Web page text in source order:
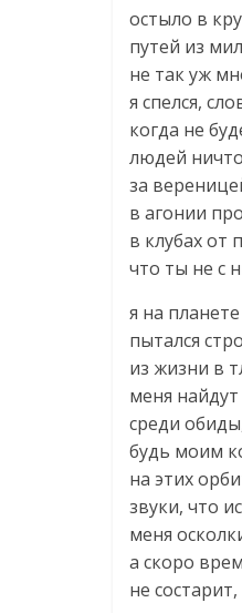
остыло в
путей из
не так уж
я спелся,
когда не
людей
за
в агонии
в клубах от
что ты не с
я на
пытался
из жизни в
меня
среди
будь моим
на этих
звуки, что
меня
а скоро
не